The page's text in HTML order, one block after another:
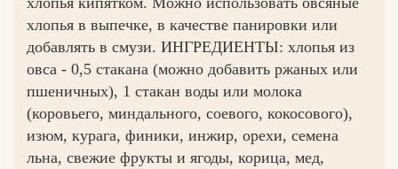
хлопья в выпечке, в качестве панировки или
добавлять в смузи. ИНГРЕДИЕНТЫ: хлопья из
овса - 0,5 стакана (можно добавить ржаных или
пшеничных), 1 стакан воды или молока
(коровьего, миндального, соевого, кокосового),
изюм, курага, финики, инжир, орехи, семена
льна, свежие фрукты и ягоды, корица, мед,